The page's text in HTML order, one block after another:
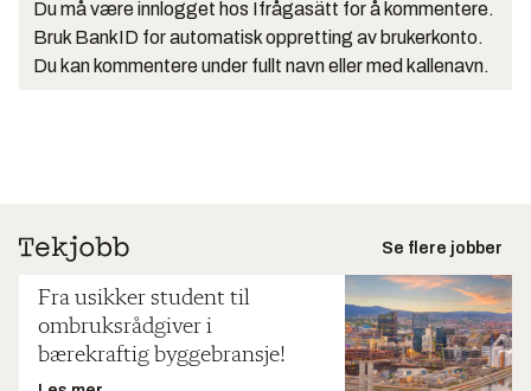
Du må være innlogget hos Ifrågasätt for å kommentere.
Bruk BankID for automatisk oppretting av brukerkonto.
Du kan kommentere under fullt navn eller med kallenavn.
Se flere jobber
Fra usikker student til
ombruksrådgiver i
bærekraftig byggebransje!